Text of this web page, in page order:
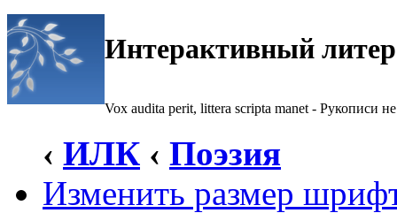
Интерактивный
Vox audita perit, littera scripta manet - Рукописи не
‹ ИЛК ‹ Поэзия
Изменить размер